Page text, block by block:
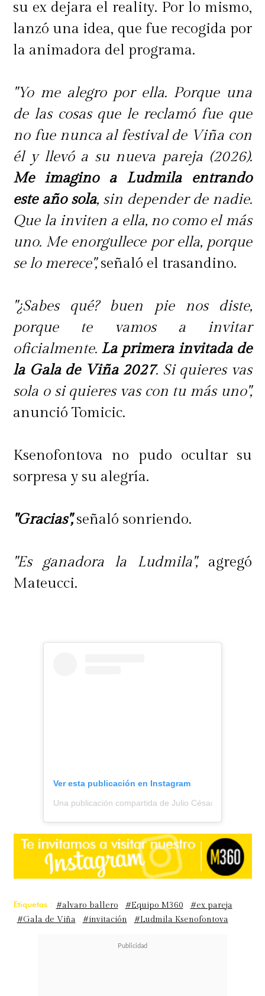
su ex dejara el reality. Por lo mismo,
lanzó una idea, que fue recogida por
la animadora del programa.
"Yo me alegro por ella. Porque una
de las cosas que le reclamó fue que
no fue nunca al festival de Viña con
él y llevó a su nueva pareja (2026).
Me imagino a Ludmila entrando
este año sola, sin depender de nadie.
Que la inviten a ella, no como el más
uno. Me enorgullece por ella, porque
se lo merece",señaló el trasandino.
"¿Sabes qué? buen pie nos diste,
porque te vamos a invitar
oficialmente. La primera invitada de
la Gala de Viña 2027. Si quieres vas
sola o si quieres vas con tu más uno",
anunció Tomicic.
Ksenofontova no pudo ocultar su
sorpresa y su alegría.
"Gracias", señaló sonriendo.
"Es ganadora la Ludmila",agregó
Mateucci.
Ver esta publicación en Instagram
Una publicación compartida de Julio César Rodríguez
Etiquetas : #alvaro ballero #Equipo M360
#ex pareja
#Gala de Viña
#invitación #Ludmila Ksenofontova